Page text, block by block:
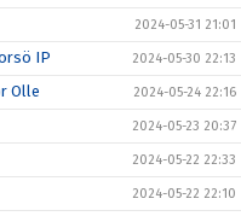
2024-05-31 21:01
IP 2024-05-30 22:13
Olle 2024-05-24 22:16
2024-05-23 20:37
2024-05-22 22:33
2024-05-22 22:10